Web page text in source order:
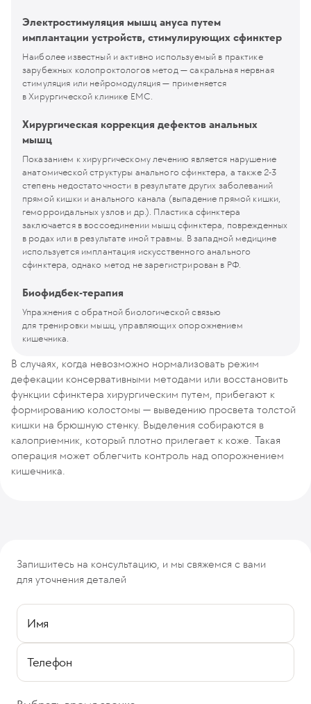
Электростимуляция мышц ануса путем
имплантации устройств, стимулирующих сфинктер
Наиболее известный и активно используемый в практике
зарубежных колопроктологов метод — сакральная нервная
стимуляция или нейромодуляция — применяется
в Хирургической клинике ЕМС.
Хирургическая коррекция дефектов анальных
мышц
Показанием к хирургическому лечению является нарушение
анатомической структуры анального сфинктера, а также 2-3
степень недостаточности в результате других заболеваний
прямой кишки и анального канала (выпадение прямой кишки,
геморроидальных узлов и др.). Пластика сфинктера
заключается в воссоединении мышц сфинктера, поврежденных
в родах или в результате иной травмы. В западной медицине
используется имплантация искусственного анального
сфинктера, однако метод не зарегистрирован в РФ.
Биофидбек-терапия
Упражнения с обратной биологической связью
для тренировки мышц, управляющих опорожнением
кишечника.
В случаях, когда невозможно нормализовать режим
дефекации консервативными методами или восстановить
функции сфинктера хирургическим путем, прибегают к
формированию колостомы — выведению просвета толстой
кишки на брюшную стенку. Выделения собираются в
калоприемник, который плотно прилегает к коже. Такая
операция может облегчить контроль над опорожнением
кишечника.
Запишитесь на консультацию, и мы свяжемся с вами
для уточнения деталей
Имя
Телефон